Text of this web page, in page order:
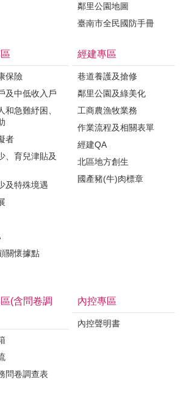
鄰里公園地圖
臺南市全民國防手冊
保險
及中低收入戶
和急難紓困、
者
、育兒津貼及
及特殊境遇
關懷據點
經建專區
巷道養護及搶修
鄰里公園及綠美化
工商農漁牧業務
作業流程及相關表單
經建QA
北區地方創生
國產豬(牛)肉標章
(含問卷調
問卷調查表
內控專區
內控聲明書